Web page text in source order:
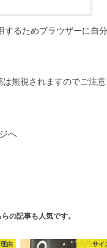
するためブラウザーに自
は無視されますのでご注
へ
らの記事も人気です。
由 サイ